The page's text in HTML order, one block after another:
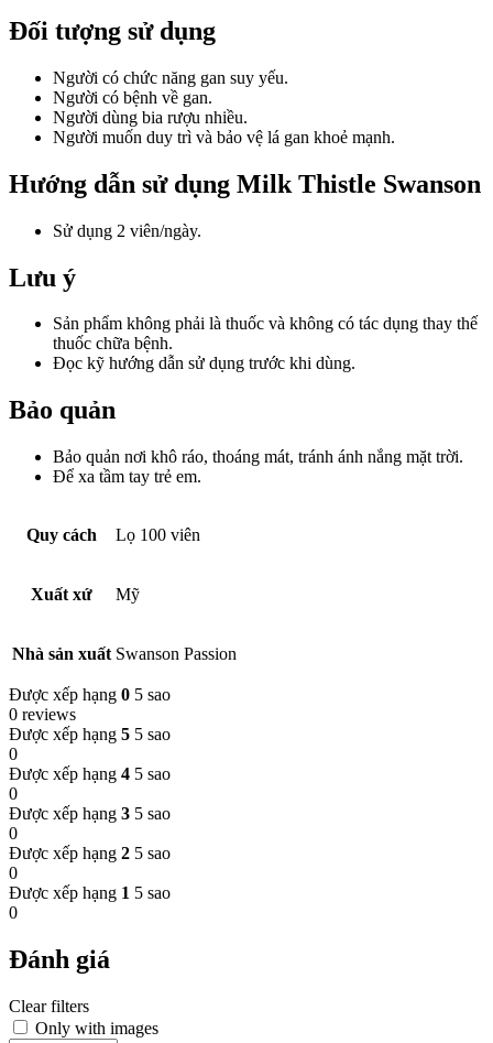
Đối tượng sử dụng
Người có chức năng gan suy yếu.
Người có bệnh về gan.
Người dùng bia rượu nhiều.
Người muốn duy trì và bảo vệ lá gan khoẻ mạnh.
Hướng dẫn sử dụng Milk Thistle Swanson
Sử dụng 2 viên/ngày.
Lưu ý
Sản phẩm không phải là thuốc và không có tác dụng thay thế
thuốc chữa bệnh.
Đọc kỹ hướng dẫn sử dụng trước khi dùng.
Bảo quản
Bảo quản nơi khô ráo, thoáng mát, tránh ánh nắng mặt trời.
Để xa tầm tay trẻ em.
Quy cách Lọ 100 viên
Xuất xứ Mỹ
Nhà sản xuất Swanson Passion
Được xếp hạng 0 5 sao
0 reviews
Được xếp hạng 5 5 sao
0
Được xếp hạng 4 5 sao
0
Được xếp hạng 3 5 sao
0
Được xếp hạng 2 5 sao
0
Được xếp hạng 1 5 sao
0
Đánh giá
Clear filters
Only with images